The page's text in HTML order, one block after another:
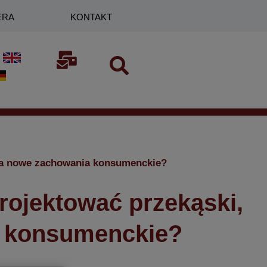
KONTAKT
zachowania konsumenckie?
przekąski,